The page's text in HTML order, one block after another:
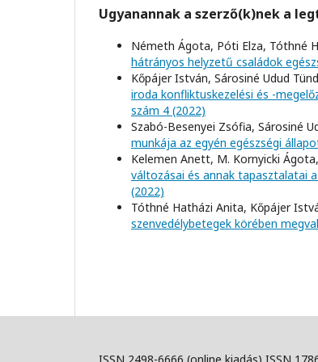
Ugyanannak a szerző(k)nek a
Németh Ágota, Póti Elza, Tóthné
hátrányos helyzetű családok
Kőpájer István, Sárosiné Udud
iroda konfliktuskezelési és -
szám 4 (2022)
Szabó-Besenyei Zsófia, Sárosiné
munkája az egyén egészségi
Kelemen Anett, M. Kornyicki Ágota,
változásai és annak tapasztalatai
(2022)
Tóthné Hatházi Anita, Kőpájer
szenvedélybetegek körében